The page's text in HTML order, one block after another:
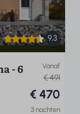
9,3
Vanaf
€ 491
€ 470
3 nachten
- 6